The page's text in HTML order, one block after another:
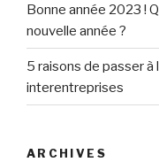
Bonne année 2023 !
nouvelle année ?
5 raisons de passer
interentreprises
ARCHIVES